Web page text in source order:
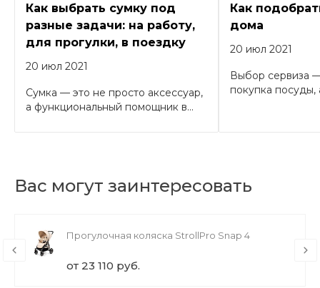
Как выбрать сумку под
разные задачи: на работу,
для прогулки, в поездку
20 июл 2021
Сумка — это не просто аксессуар,
а функциональный помощник в...
Как
дома
20 июл 2021
Выбор сервиза
покупка посуды,
Вас могут заинтересовать
Прогулочная коляска StrollPro Snap 4
от 23 110 руб.